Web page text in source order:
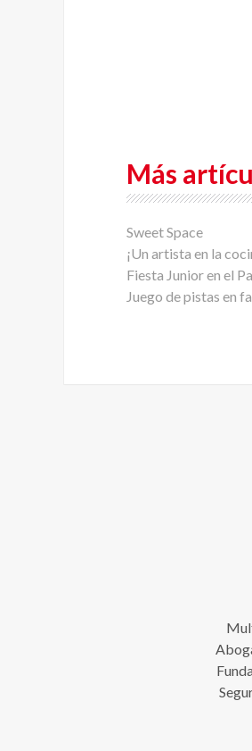
Más
Sweet Space
¡Un artista en la
Fiesta Junior en el
Juego de pistas en